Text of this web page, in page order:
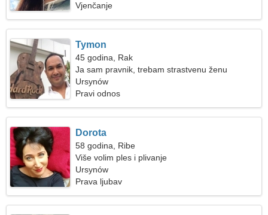
Vjenčanje
Tymon
45 godina, Rak
Ja sam pravnik, trebam strastvenu ženu
Ursynów
Pravi odnos
Dorota
58 godina, Ribe
Više volim ples i plivanje
Ursynów
Prava ljubav